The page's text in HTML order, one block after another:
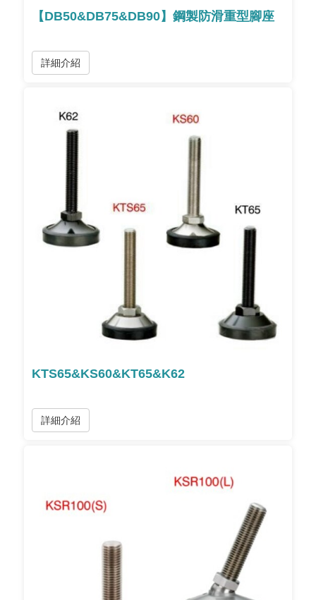
【DB50&DB75&DB90】鋼製防滑重型腳座
詳細介紹
KTS65&KS60&KT65&K62
詳細介紹